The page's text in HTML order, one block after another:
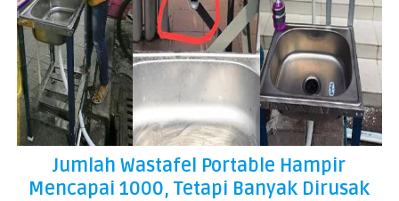
Jumlah Wastafel Portable Hampir
Mencapai 1000, Tetapi Banyak Dirusak